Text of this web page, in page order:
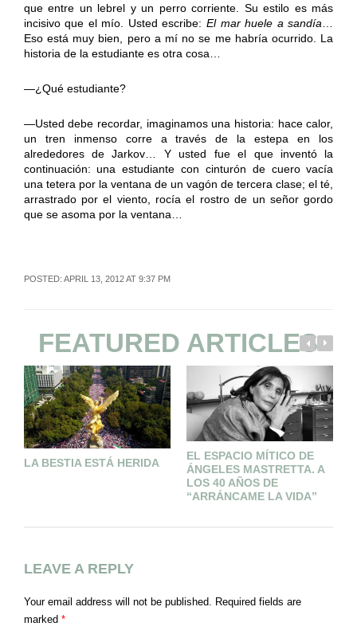
que entre un lebrel y un perro corriente. Su estilo es más
incisivo que el mío. Usted escribe:El mar huele a sandía
Eso está muy bien, pero a mí no se me habría ocurrido. La
historia de la estudiante es otra cosa…
—¿Qué estudiante?
—Usted debe recordar, imaginamos una historia: hace calor,
un tren inmenso corre a través de la estepa en los
alrededores de Jarkov… Y usted fue el que inventó la
continuación: una estudiante con cinturón de cuero vacía
una tetera por la ventana de un vagón de tercera clase; el té,
arrastrado por el viento, rocía el rostro de un señor gordo
que se asoma por la ventana…
POSTED: APRIL 13, 2012 AT 9:37 PM
FEATURED ARTICLES
LA BESTIA ESTÁ HERIDA
EL ESPACIO MÍTICO DE
ÁNGELES MASTRETTA. A
LOS 40 AÑOS DE
“ARRÁNCAME LA VIDA”
LEAVE A REPLY
Your email address will not be published. Required fields are
marked *